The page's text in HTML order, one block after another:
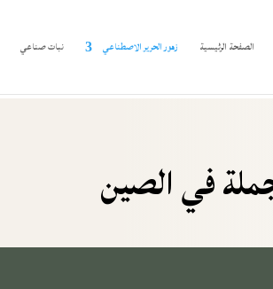
الصفحة الرئيسية زهور الحرير الاصطناعي نبات صناعي
في الصين